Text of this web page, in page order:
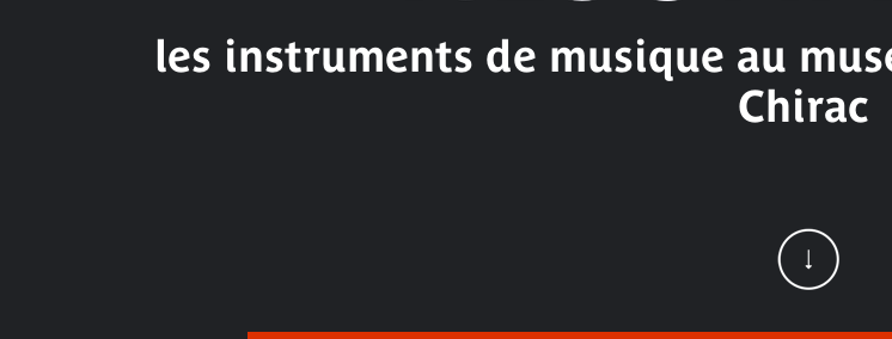
les instruments de musique au
Chirac